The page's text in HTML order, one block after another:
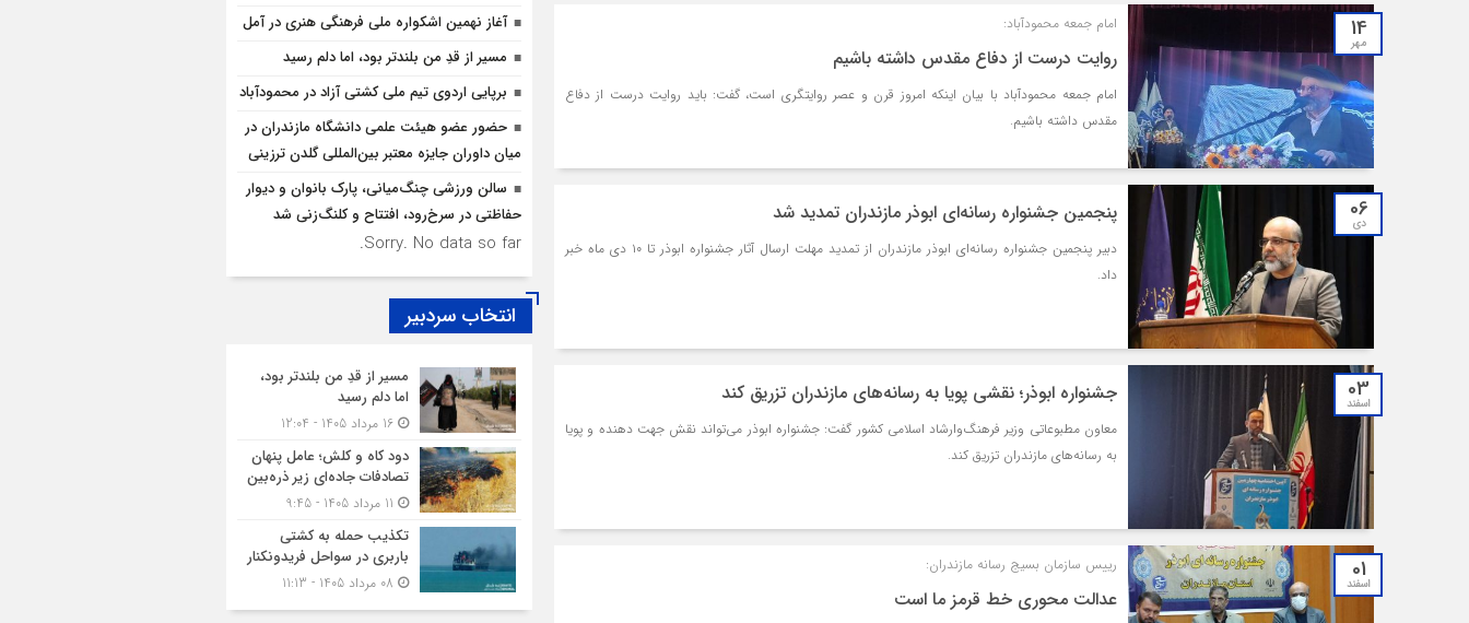
14
مهر
امام‌ جمعه محمودآباد:
روایت درست از دفاع مقدس داشته باشیم
امام جمعه محمودآباد با بیان اینکه امروز قرن و عصر روایتگری است، گفت: باید روایت درست از دفاع
مقدس داشته باشیم.
06
دی پنجمین جشنواره رسانه‌ای ابوذر مازندران تمدید شد
دبیر پنجمین جشنواره رسانه‌ای ابوذر مازندران از تمدید مهلت ارسال آثار جشنواره ابوذر تا ۱۰ دی ماه خبر
داد.
03
اسفند جشنواره ابوذر؛ نقشی پویا به رسانه‌های مازندران تزریق کند
معاون مطبوعاتی وزیر فرهنگ‌وارشاد اسلامی کشور گفت: جشنواره ابوذر می‌تواند نقش جهت دهنده و پویا
به رسانه‌های مازندران تزریق کند.
01
اسفند
رییس سازمان بسیج رسانه مازندران:
عدالت محوری خط قرمز ما است
آغاز نهمین اشکواره ملی فرهنگی هنری در آمل
مسیر از قدِ من بلندتر بود، اما دلم رسید
برپایی اردوی تیم ملی کشتی آزاد در محمودآباد
حضور عضو هیئت علمی دانشگاه مازندران در
میان داوران جایزه معتبر بین‌المللی گلدن ترزینی
سالن ورزشی چنگ‌میانی، پارک بانوان و دیوار
حفاظتی در سرخ‌رود، افتتاح و کلنگ‌زنی شد
Sorry. No data so far.
انتخاب سردبیر
مسیر از قدِ من بلندتر بود،
اما دلم رسید
دود کاه و کلش؛ عامل پنهان
تصادفات جاده‌ای زیر ذره‌بین
تکذیب حمله به کشتی
باربری در سواحل فریدونکنار